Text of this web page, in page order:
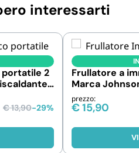
interessarti
portatile 2
€13,90-29%
Frullatore a
Marca
prezzo:
€15,90